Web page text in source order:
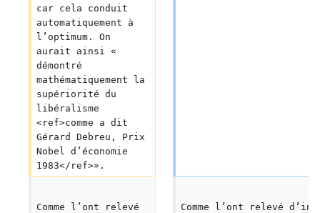
car cela conduit
automatiquement à
l’optimum. On
aurait ainsi «
démontré
mathématiquement la
supériorité du
libéralisme
<ref>comme a dit
Gérard Debreu, Prix
Nobel d’économie
1983</ref>».
Comme l’ont relevé
Comme l’ont relevé